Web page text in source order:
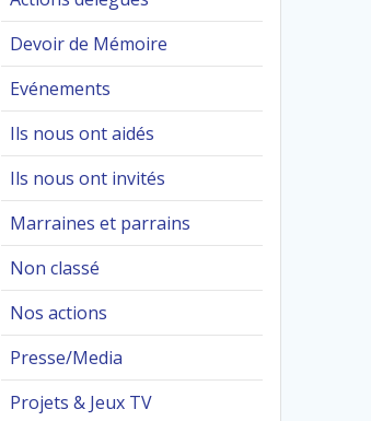
Devoir de Mémoire
Evénements
Ils nous ont aidés
Ils nous ont invités
Marraines et parrains
Non classé
Nos actions
Presse/Media
Projets & Jeux TV